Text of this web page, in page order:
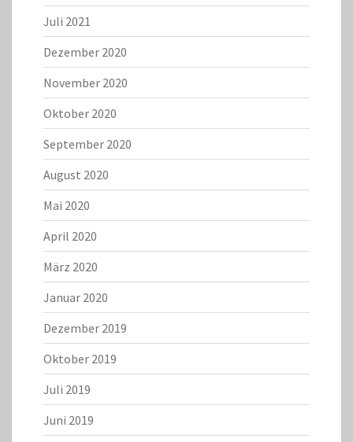
Juli 2021
Dezember 2020
November 2020
Oktober 2020
September 2020
August 2020
Mai 2020
April 2020
März 2020
Januar 2020
Dezember 2019
Oktober 2019
Juli 2019
Juni 2019